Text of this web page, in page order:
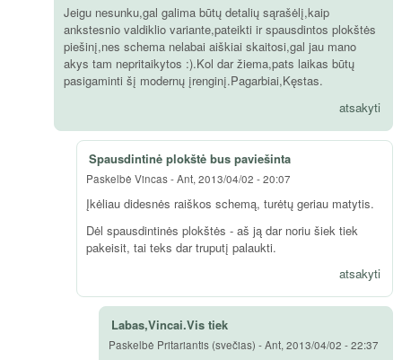
Jeigu nesunku,gal galima būtų detalių sąrašėlį,kaip
ankstesnio valdiklio variante,pateikti ir spausdintos plokštės
piešinį,nes schema nelabai aiškiai skaitosi,gal jau mano
akys tam nepritaikytos :).Kol dar žiema,pats laikas būtų
pasigaminti šį modernų įrenginį.Pagarbiai,Kęstas.
atsakyti
Spausdintinė plokštė bus paviešinta
Paskelbė Vincas-Ant, 2013/04/02 - 20:07
Įkėliau didesnės raiškos schemą, turėtų geriau matytis.
Dėl spausdintinės plokštės - aš ją dar noriu šiek tiek
pakeisit, tai teks dar truputį palaukti.
atsakyti
Labas,Vincai.Vis tiek
Paskelbė Pritariantis (svečias) -Ant, 2013/04/02 - 22:37